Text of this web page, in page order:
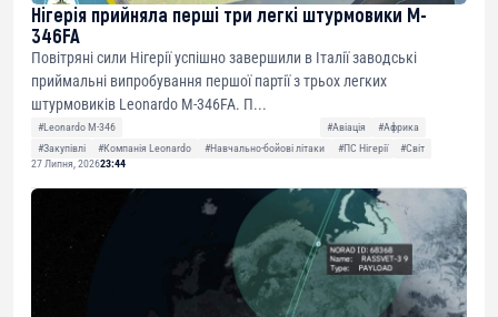
Нігерія прийняла перші три легкі штурмовики M-
346FA
Повітряні сили Нігерії успішно завершили в Італії заводські
приймальні випробування першої партії з трьох легких
штурмовиків Leonardo M-346FA. П...
#Leonardo M-346 #Авіація
#Африка
#Закупівлі
#Компанія Leonardo #Навчально-бойові літаки #ПС Нігерії
#Світ
27 Липня, 202623:44